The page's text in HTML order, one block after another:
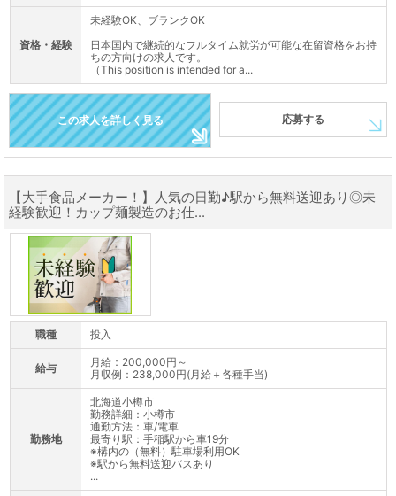
資格・経験
未経験OK、ブランクOK
日本国内で継続的なフルタイム就労が可能な在留資格をお持
ちの方向けの求人です。
（This position is intended for a...
この求人を詳しく見る 応募する
【大手食品メーカー！】人気の日勤♪駅から無料送迎あり◎未
経験歓迎！カップ麺製造のお仕...
職種 投入
給与
月給：200,000円～
月収例：238,000円(月給＋各種手当)
勤務地
北海道小樽市
勤務詳細：小樽市
通勤方法：車/電車
最寄り駅：手稲駅から車19分
※構内の（無料）駐車場利用OK
※駅から無料送迎バスあり
...